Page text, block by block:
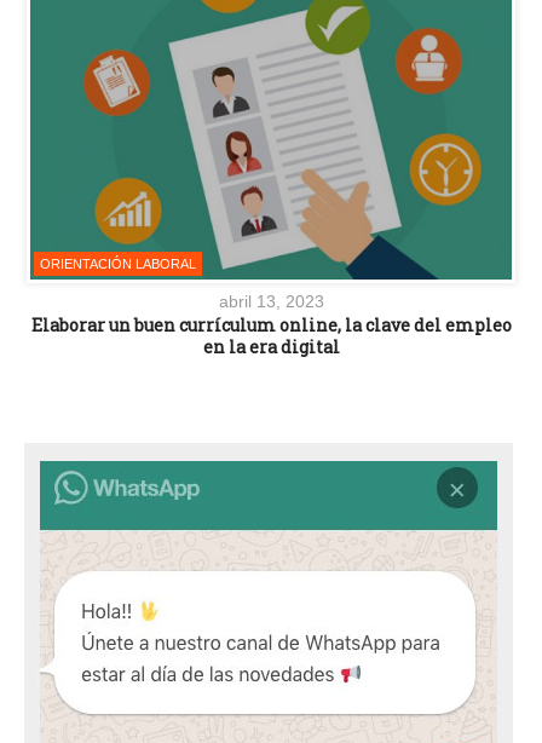
ORIENTACIÓN LABORAL
abril 13, 2023
Elaborar un buen currículum online, la clave del empleo
en la era digital